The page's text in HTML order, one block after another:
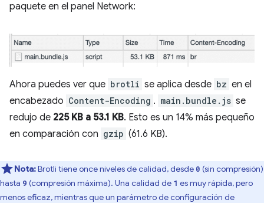
paquete en el panel Network:
Ahora puedes ver que brotli se aplica desde bz en el
encabezado Content-Encoding . main.bundle.js se
redujo de 225 KB a 53.1 KB. Esto es un 14% más pequeño
en comparación con gzip (61.6 KB).
Nota:Brotli tiene once niveles de calidad, desde 0 (sin compresión)
hasta 9 (compresión máxima). Una calidad de 1 es muy rápida, pero
menos eficaz, mientras que un parámetro de configuración de